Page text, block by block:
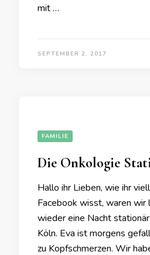
mit …
SEPTEMBER 2, 2017
FAMILIE
Die Onkologie
Hallo ihr Lieben, wie ihr
Facebook wisst, waren
wieder eine Nacht
Köln. Eva ist morgens
zu Kopfschmerzen. Wir